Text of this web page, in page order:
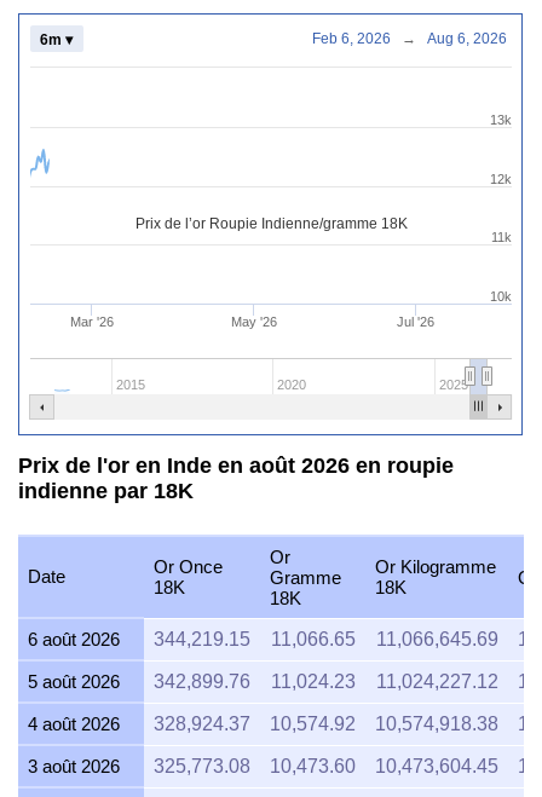
Prix de l’or Roupie Indienne/gramme 18K
Mar '26 May '26 Jul '26
2015 2020 2025
10k
11k
12k
13k
6m ▾ Feb 6, 2026 → Aug 6, 2026
Prix de l'or en Inde en août 2026 en roupie
indienne par 18K
Date
Or Once
18K
Or
Gramme
18K
Or Kilogramme
18K
Or
6 août 2026 344,219.15 11,066.65 11,066,645.69
5 août 2026 342,899.76 11,024.23 11,024,227.12
4 août 2026 328,924.37 10,574.92 10,574,918.38
3 août 2026 325,773.08 10,473.60 10,473,604.45